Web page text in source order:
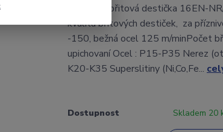
Výměnná břitová destička 16EN-
kvalita břitových destiček, za
-150, bežná ocel 125 m/minPočet
upichovaní Ocel : P15-P35 Nerez
K20-K35 Superslitiny (Ni,Co,Fe...
Dostupnost Skladem 20